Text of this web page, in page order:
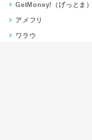
GetMoney!（げっとま）
アメフリ
ワラウ